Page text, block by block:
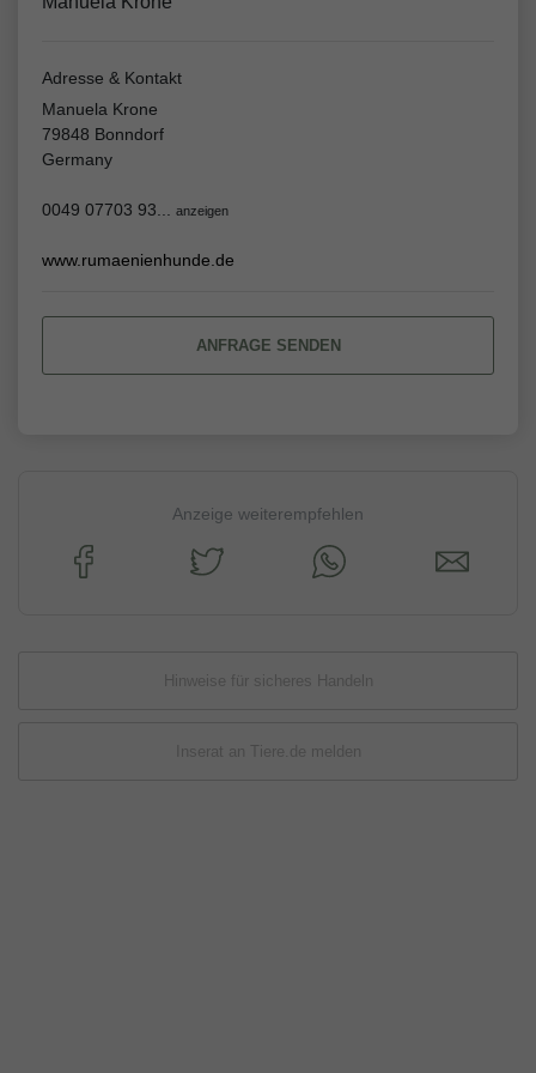
Adresse & Kontakt
Manuela Krone
79848 Bonndorf
Germany
0049 07703 93... anzeigen
www.rumaenienhunde.de
ANFRAGE SENDEN
Anzeige weiterempfehlen
Hinweise für sicheres Handeln
Inserat an Tiere.de melden